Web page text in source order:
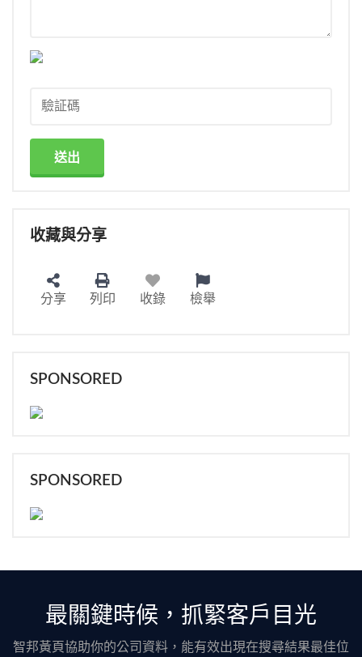
送出
收藏與分享
分享 列印 收錄 檢舉
SPONSORED
SPONSORED
最關鍵時候，抓緊客戶目光
智邦黃頁協助你的公司資料，能有效出現在搜尋結果最佳位